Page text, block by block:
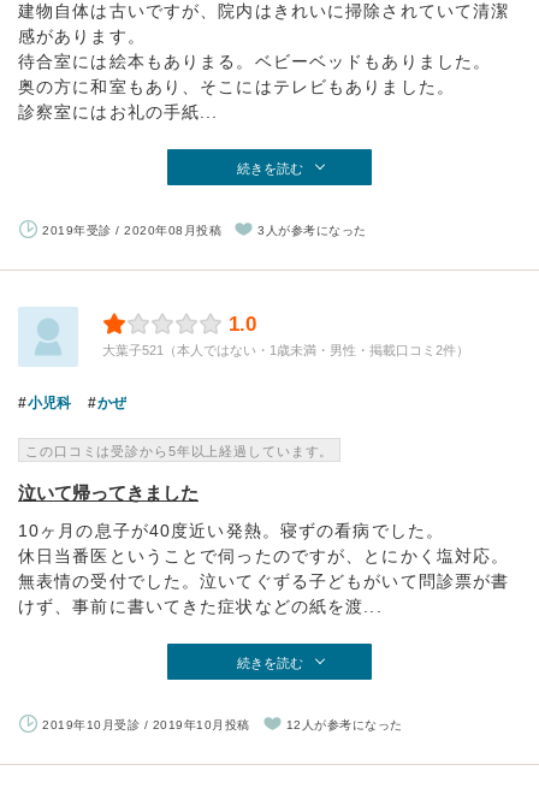
建物自体は古いですが、院内はきれいに掃除されていて清潔
感があります。
待合室には絵本もありまる。ベビーベッドもありました。
奥の方に和室もあり、そこにはテレビもありました。
診察室にはお礼の手紙...
続きを読む
2019年受診 / 2020年08月投稿 3人が参考になった
1.0
大葉子521（本人ではない・1歳未満・男性・掲載口コミ2件）
小児科 かぜ
この口コミは受診から5年以上経過しています。
泣いて帰ってきました
10ヶ月の息子が40度近い発熱。寝ずの看病でした。
休日当番医ということで伺ったのですが、とにかく塩対応。
無表情の受付でした。泣いてぐずる子どもがいて問診票が書
けず、事前に書いてきた症状などの紙を渡...
続きを読む
2019年10月受診 / 2019年10月投稿 12人が参考になった